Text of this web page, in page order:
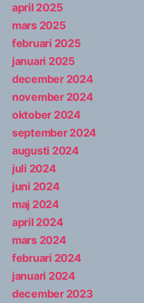
april 2025
mars 2025
februari 2025
januari 2025
december 2024
november 2024
oktober 2024
september 2024
augusti 2024
juli 2024
juni 2024
maj 2024
april 2024
mars 2024
februari 2024
januari 2024
december 2023